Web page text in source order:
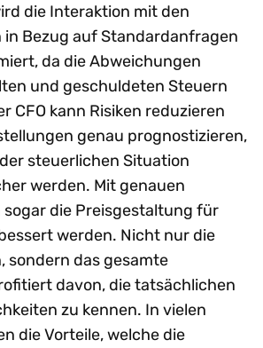
die Interaktion mit den
Bezug auf Standardanfragen
da die Abweichungen
und geschuldeten Steuern
CFO kann Risiken reduzieren
genau prognostizieren,
steuerlichen Situation
werden. Mit genauen
sogar die Preisgestaltung für
werden. Nicht nur die
sondern das gesamte
davon, die tatsächlichen
zu kennen. In vielen
die Vorteile, welche die